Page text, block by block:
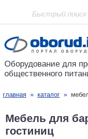
Проект основан в 2001
Оборудование для
общественного
главная » каталог »
Мебель для
гостиниц